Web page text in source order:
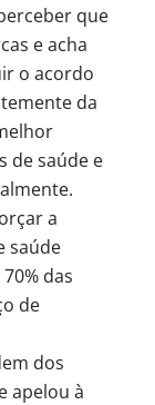
que
e acha
o acordo
da
de saúde e
a
saúde
das
de
dos
apelou à